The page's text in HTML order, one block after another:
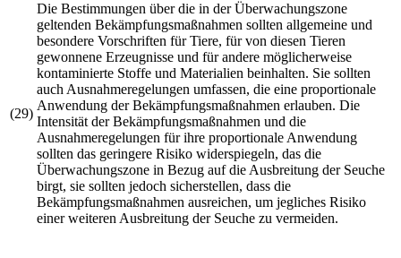
(29)
Die Bestimmungen über die in der Überwachungszone
geltenden Bekämpfungsmaßnahmen sollten allgemeine und
besondere Vorschriften für Tiere, für von diesen Tieren
gewonnene Erzeugnisse und für andere möglicherweise
kontaminierte Stoffe und Materialien beinhalten. Sie sollten
auch Ausnahmeregelungen umfassen, die eine proportionale
Anwendung der Bekämpfungsmaßnahmen erlauben. Die
Intensität der Bekämpfungsmaßnahmen und die
Ausnahmeregelungen für ihre proportionale Anwendung
sollten das geringere Risiko widerspiegeln, das die
Überwachungszone in Bezug auf die Ausbreitung der Seuche
birgt, sie sollten jedoch sicherstellen, dass die
Bekämpfungsmaßnahmen ausreichen, um jegliches Risiko
einer weiteren Ausbreitung der Seuche zu vermeiden.